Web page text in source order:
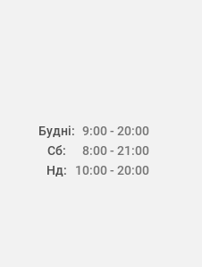
Будні:
Сб:
Нд:
9:00 - 20:00
8:00 - 21:00
10:00 - 20:00